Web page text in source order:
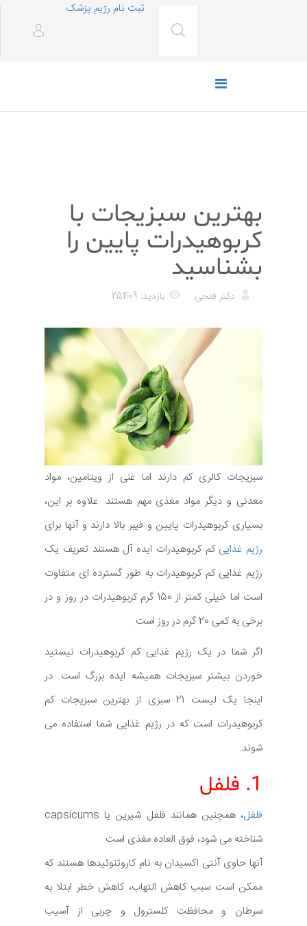
ثبت نام رژیم پزشک
بهترین سبزیجات با
کربوهیدرات پایین را
بشناسید
دکتر فتحی بازدید: 25409
سبزیجات کالری کم دارند اما غنی از ویتامین، مواد
معدنی و دیگر مواد مغذی مهم هستند. علاوه بر این،
بسیاری کربوهیدرات پایین و فیبر بالا دارند و آنها برای
رژیم غذایی کم کربوهیدرات ایده آل هستند تعریف یک
رژیم غذایی کم کربوهیدرات به طور گسترده ای متفاوت
است اما خیلی کمتر از 150 گرم کربوهیدرات در روز و در
برخی به کمی 20 گرم در روز است.
اگر شما در یک رژیم غذایی کم کربوهیدرات نیستید
خوردن بیشتر سبزیجات همیشه ایده بزرگ است. در
اینجا یک لیست 21 سبزی از بهترین سبزیجات کم
کربوهیدرات است که در رژیم غذایی شما استفاده می
شوند.
1. فلفل
فلفل
، همچنین همانند فلفل شیرین یا capsicums
شناخته می شود، فوق العاده مغذی است.
آنها حاوی آنتی اکسیدان به نام کاروتنوئیدها هستند که
ممکن است سبب کاهش التهاب، کاهش خطر ابتلا به
سرطان و محافظت کلسترول و چربی از آسیب